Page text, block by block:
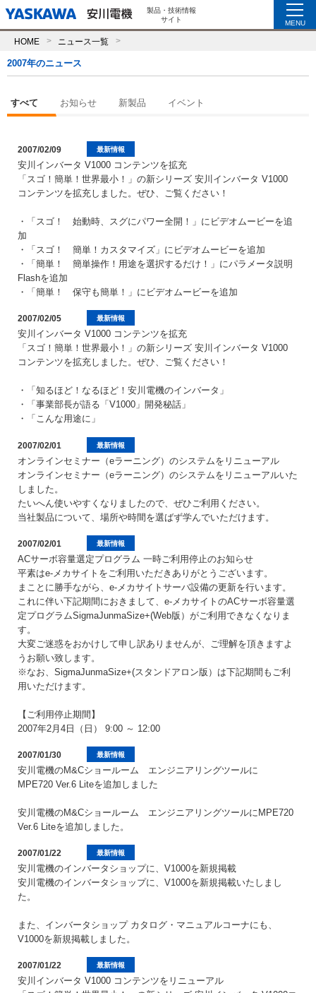
製品・技術情報
サイト
MENU
HOME ニュース一覧
2007年のニュース
すべて お知らせ 新製品 イベント
最新情報
2007/02/09
安川インバータ V1000 コンテンツを拡充
「スゴ！簡単！世界最小！」の新シリーズ 安川インバータ V1000
コンテンツを拡充しました。ぜひ、ご覧ください！
・「スゴ！ 始動時、スグにパワー全開！」にビデオムービーを追
加
・「スゴ！ 簡単！カスタマイズ」にビデオムービーを追加
・「簡単！ 簡単操作！用途を選択するだけ！」にパラメータ説明
Flashを追加
・「簡単！ 保守も簡単！」にビデオムービーを追加
最新情報
2007/02/05
安川インバータ V1000 コンテンツを拡充
「スゴ！簡単！世界最小！」の新シリーズ 安川インバータ V1000
コンテンツを拡充しました。ぜひ、ご覧ください！
・「知るほど！なるほど！安川電機のインバータ」
・「事業部長が語る「V1000」開発秘話」
・「こんな用途に」
最新情報
2007/02/01
オンラインセミナー（eラーニング）のシステムをリニューアル
オンラインセミナー（eラーニング）のシステムをリニューアルいた
しました。
たいへん使いやすくなりましたので、ぜひご利用ください。
当社製品について、場所や時間を選ばず学んでいただけます。
最新情報
2007/02/01
ACサーボ容量選定プログラム 一時ご利用停止のお知らせ
平素はe-メカサイトをご利用いただきありがとうございます。
まことに勝手ながら、e-メカサイトサーバ設備の更新を行います。
これに伴い下記期間におきまして、e-メカサイトのACサーボ容量選
定プログラムSigmaJunmaSize+(Web版）がご利用できなくなりま
す。
大変ご迷惑をおかけして申し訳ありませんが、ご理解を頂きますよ
うお願い致します。
※なお、SigmaJunmaSize+(スタンドアロン版）は下記期間もご利
用いただけます。
【ご利用停止期間】
2007年2月4日（日） 9:00 ～ 12:00
最新情報
2007/01/30
安川電機のM&Cショールーム エンジニアリングツールに
MPE720 Ver.6 Liteを追加しました
安川電機のM&Cショールーム エンジニアリングツールにMPE720
Ver.6 Liteを追加しました。
最新情報
2007/01/22
安川電機のインバータショップに、V1000を新規掲載
安川電機のインバータショップに、V1000を新規掲載いたしまし
た。
また、インバータショップ カタログ・マニュアルコーナにも、
V1000を新規掲載しました。
最新情報
2007/01/22
安川インバータ V1000 コンテンツをリニューアル